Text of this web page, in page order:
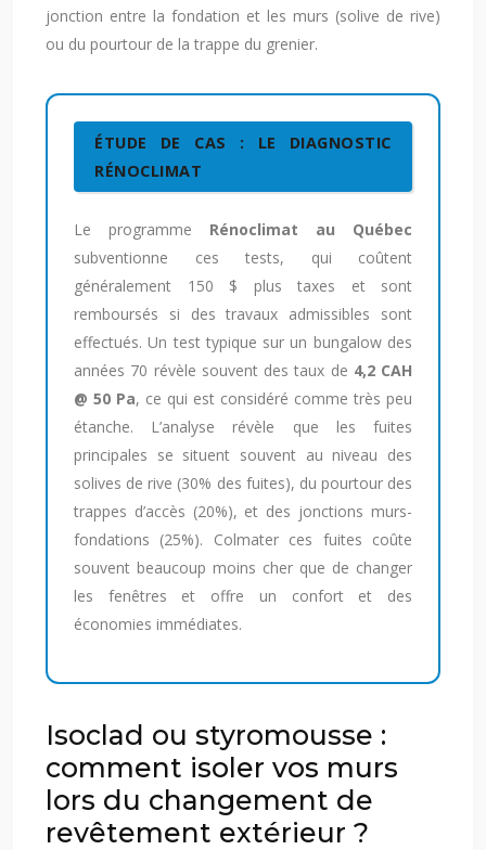
jonction entre la fondation et les murs (solive de rive)
ou du pourtour de la trappe du grenier.
ÉTUDE DE CAS : LE DIAGNOSTIC
RÉNOCLIMAT
Le programme Rénoclimat au Québec
subventionne ces tests, qui coûtent
généralement 150 $ plus taxes et sont
remboursés si des travaux admissibles sont
effectués. Un test typique sur un bungalow des
années 70 révèle souvent des taux de 4,2 CAH
@ 50 Pa, ce qui est considéré comme très peu
étanche. L’analyse révèle que les fuites
principales se situent souvent au niveau des
solives de rive (30% des fuites), du pourtour des
trappes d’accès (20%), et des jonctions murs-
fondations (25%). Colmater ces fuites coûte
souvent beaucoup moins cher que de changer
les fenêtres et offre un confort et des
économies immédiates.
Isoclad ou styromousse :
comment isoler vos murs
lors du changement de
revêtement extérieur ?